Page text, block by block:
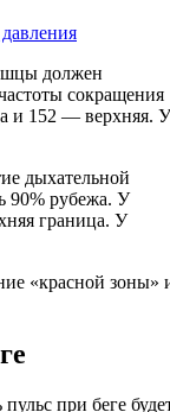
должен
сокращения
и 152 — верхняя. У
дыхательной
90% рубежа. У
граница. У
«красной зоны»
при беге